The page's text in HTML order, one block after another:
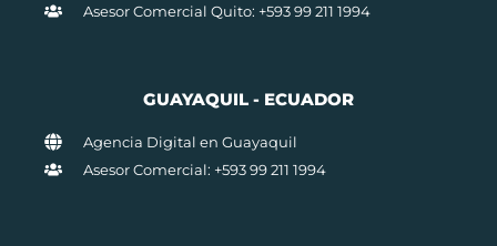
Asesor Comercial Quito: +593 99 211 1994
GUAYAQUIL - ECUADOR
Agencia Digital en Guayaquil
Asesor Comercial: +593 99 211 1994